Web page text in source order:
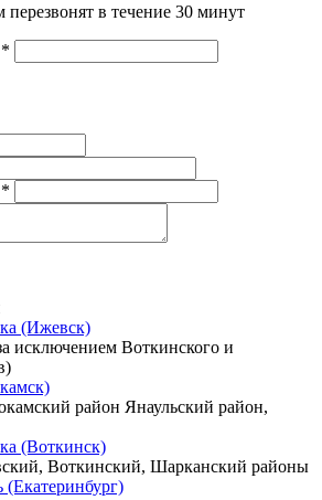
перезвонят в течение 30 минут
(Ижевск)
исключением Воткинского и
район Янаульский район,
(Воткинск)
Воткинский, Шарканский районы
(Екатеринбург)